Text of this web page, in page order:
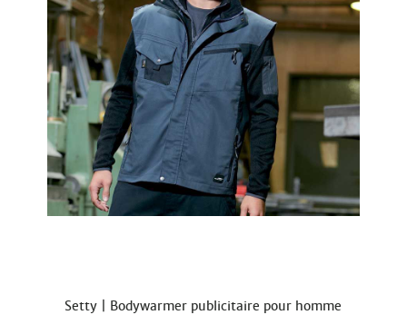
Setty | Bodywarmer publicitaire pour homme